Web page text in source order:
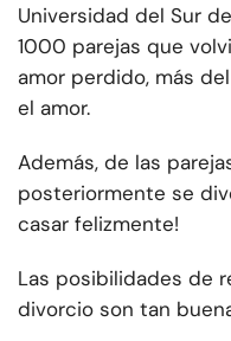
Universidad del Sur
1000 parejas que
amor perdido, más
el amor.
Además, de las
posteriormente se
casar felizmente!
Las posibilidades de
divorcio son tan